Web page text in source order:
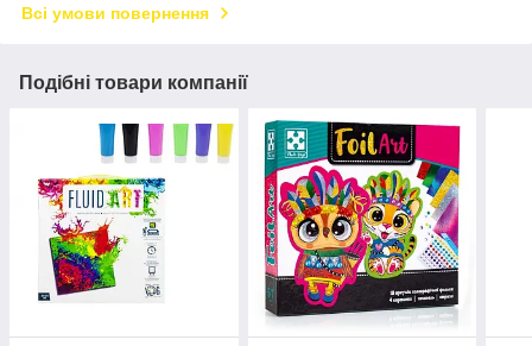
Всі умови повернення
Подібні товари компанії